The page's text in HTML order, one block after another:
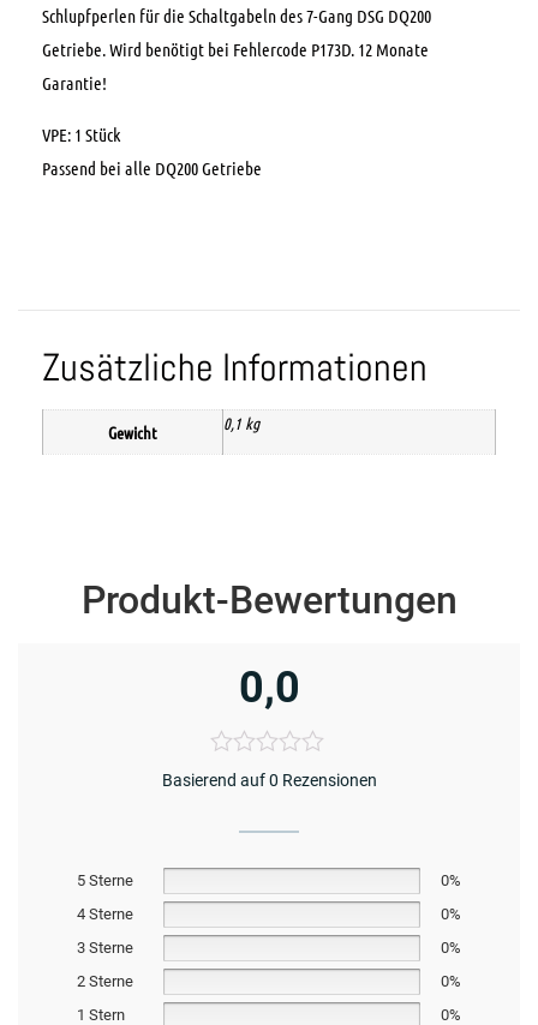
Schlupfperlen für die Schaltgabeln des 7-Gang DSG DQ200
Getriebe. Wird benötigt bei Fehlercode P173D. 12 Monate
Garantie!
VPE: 1 Stück
Passend bei alle DQ200 Getriebe
Zusätzliche Informationen
Gewicht 0,1 kg
Produkt-Bewertungen
0,0
Basierend auf 0 Rezensionen
5 Sterne
0%
4 Sterne
0%
3 Sterne
0%
2 Sterne
0%
1 Stern
0%